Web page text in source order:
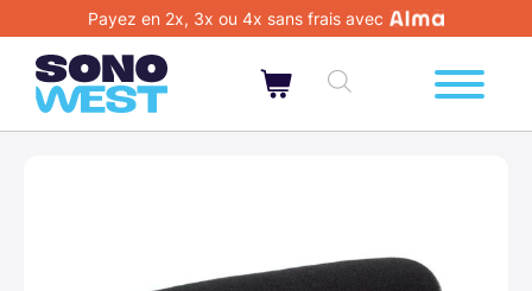
Payez en 2x, 3x ou 4x sans frais avec